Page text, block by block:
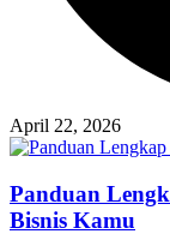
April 22, 2026
Panduan
Bisnis Kamu